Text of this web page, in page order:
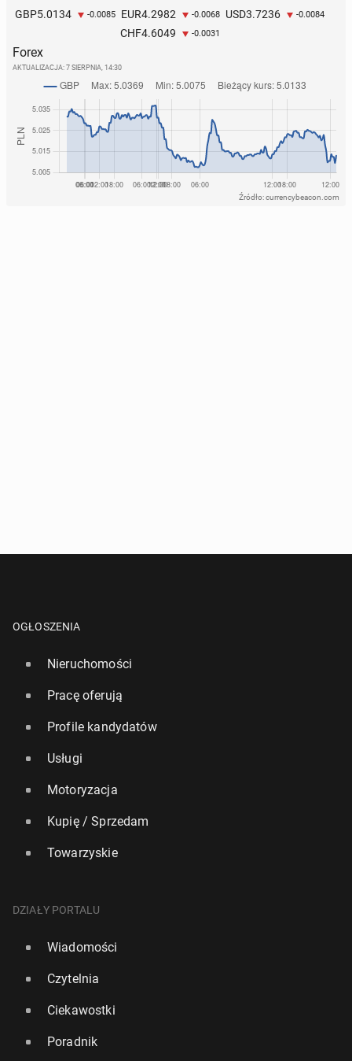
GBP5.0134 -0.0085 EUR4.2982 -0.0068 USD3.7236 -0.0084
CHF4.6049 -0.0031
Forex
AKTUALIZACJA: 7 SIERPNIA, 14:30
Źródło: currencybeacon.com
OGŁOSZENIA
Nieruchomości
Pracę oferują
Profile kandydatów
Usługi
Motoryzacja
Kupię / Sprzedam
Towarzyskie
DZIAŁY PORTALU
Wiadomości
Czytelnia
Ciekawostki
Poradnik